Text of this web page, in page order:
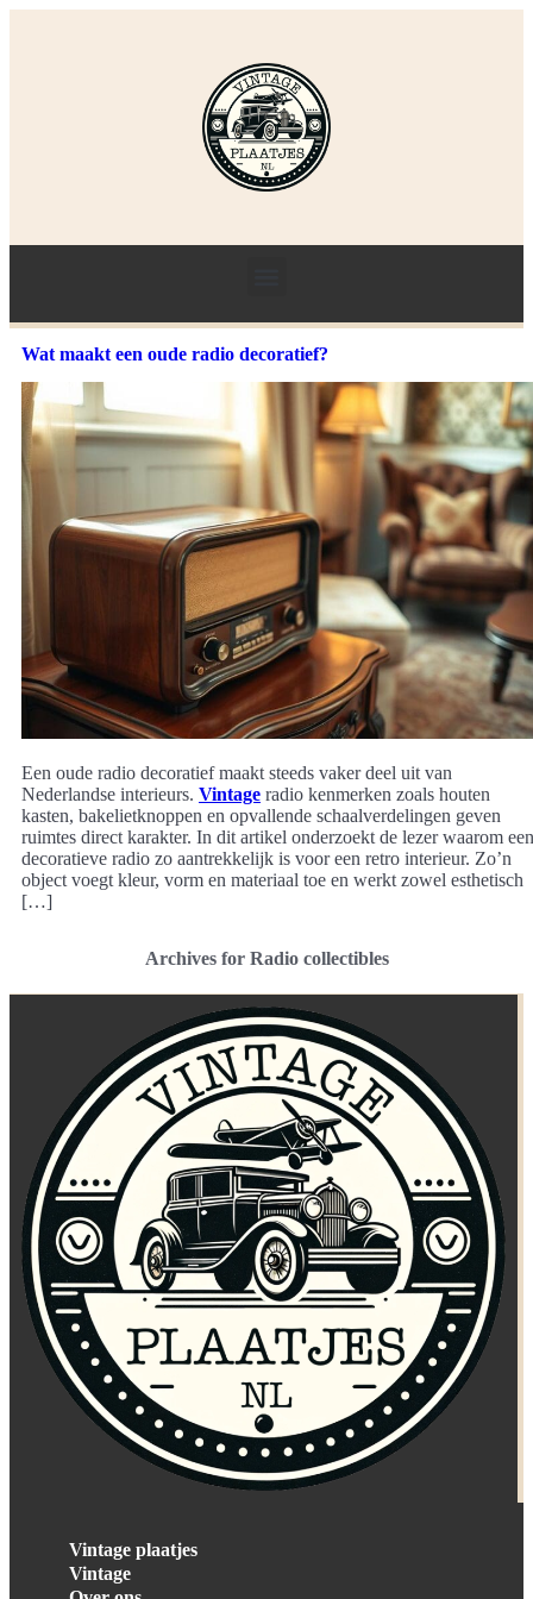
Wat maakt een oude radio decoratief?
Een oude radio decoratief maakt steeds vaker deel uit van
Nederlandse interieurs. Vintage radio kenmerken zoals houten
kasten, bakelietknoppen en opvallende schaalverdelingen geven
ruimtes direct karakter. In dit artikel onderzoekt de lezer waarom een
decoratieve radio zo aantrekkelijk is voor een retro interieur. Zo’n
object voegt kleur, vorm en materiaal toe en werkt zowel esthetisch
[…]
Archives for Radio collectibles
Vintage plaatjes
Vintage